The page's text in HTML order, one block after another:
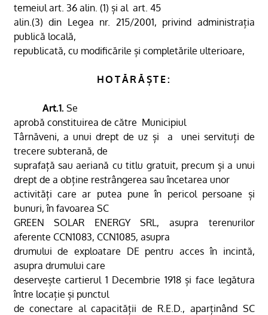
temeiul art. 36 alin. (1) și al art. 45
alin.(3) din Legea nr. 215/2001, privind administrația
publică locală,
republicată, cu modificările și completările ulterioare,
HOTĂRĂȘTE:
Art.1. Se
aprobă constituirea de către Municipiul
Târnăveni, a unui drept de uz și
a
unei servituți de
trecere subterană, de
suprafață sau aeriană cu titlu gratuit, precum și a unui
drept de a obține restrângerea sau încetarea unor
activități care ar putea pune în pericol persoane și
bunuri, în favoarea SC
GREEN SOLAR ENERGY SRL, asupra terenurilor
aferente CCN1083, CCN1085, asupra
drumului de exploatare DE pentru acces în incintă,
asupra drumului care
deservește cartierul 1 Decembrie 1918 și face legătura
între locație și punctul
de conectare al capacității de R.E.D., aparținând SC